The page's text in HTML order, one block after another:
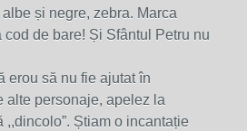
și negre, zebra. Marca
de bare! Și Sfântul Petru nu
să nu fie ajutat în
alte personaje, apelez la
,,dincolo”. Știam o incantație